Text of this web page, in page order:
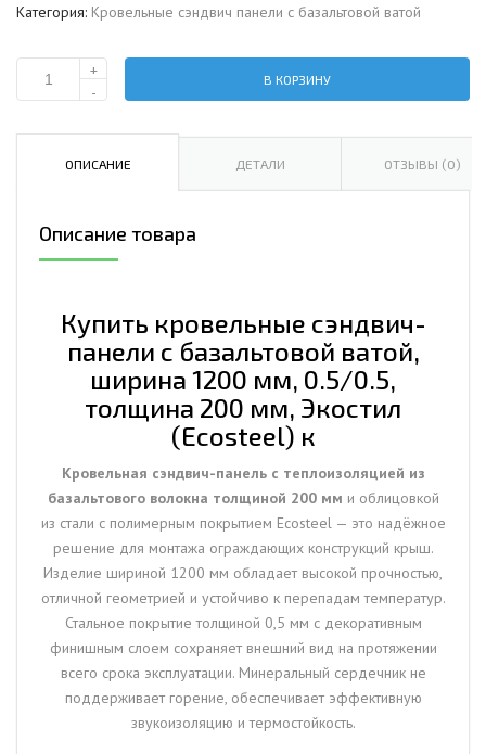
Категория: Кровельные сэндвич панели c базальтовой ватой
Количество
сэндвич-
ватой,
ширина
0.5/0.5,
толщина
+
-
В КОРЗИНУ
ОПИСАНИЕ ДЕТАЛИ ОТЗЫВЫ (0)
Описание товара
Купить кровельные сэндвич-
панели с базальтовой ватой,
ширина 1200 мм, 0.5/0.5,
толщина 200 мм, Экостил
(Ecosteel) к
Кровельная сэндвич-панель с теплоизоляцией из
базальтового волокна толщиной 200 мм и облицовкой
из стали с полимерным покрытием Ecosteel — это надёжное
решение для монтажа ограждающих конструкций крыш.
Изделие шириной 1200 мм обладает высокой прочностью,
отличной геометрией и устойчиво к перепадам температур.
Стальное покрытие толщиной 0,5 мм с декоративным
финишным слоем сохраняет внешний вид на протяжении
всего срока эксплуатации. Минеральный сердечник не
поддерживает горение, обеспечивает эффективную
звукоизоляцию и термостойкость.